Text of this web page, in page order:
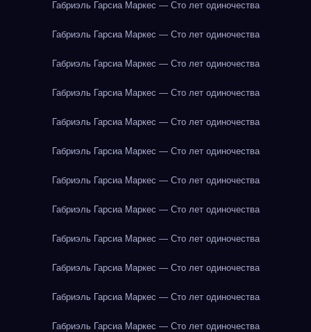
Габриэль Гарсиа Маркес — Сто лет одиночества
Габриэль Гарсиа Маркес — Сто лет одиночества
Габриэль Гарсиа Маркес — Сто лет одиночества
Габриэль Гарсиа Маркес — Сто лет одиночества
Габриэль Гарсиа Маркес — Сто лет одиночества
Габриэль Гарсиа Маркес — Сто лет одиночества
Габриэль Гарсиа Маркес — Сто лет одиночества
Габриэль Гарсиа Маркес — Сто лет одиночества
Габриэль Гарсиа Маркес — Сто лет одиночества
Габриэль Гарсиа Маркес — Сто лет одиночества
Габриэль Гарсиа Маркес — Сто лет одиночества
Габриэль Гарсиа Маркес — Сто лет одиночества